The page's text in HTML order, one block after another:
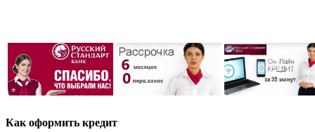
Как оформить кредит